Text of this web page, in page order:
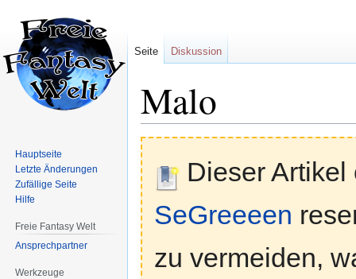
Malo
Zur
Navigation
springen
Zur
Suche
springen
Dieser
SeGreeeen
zu vermeiden,
Seite Diskussion
Hauptseite
Letzte Änderungen
Zufällige Seite
Hilfe
Freie Fantasy Welt
Ansprechpartner
Werkzeuge